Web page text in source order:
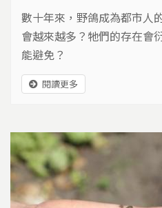
數十年來，野鴿成為都市人
會越來越多？牠們的存在會
能避免？
閱讀更多